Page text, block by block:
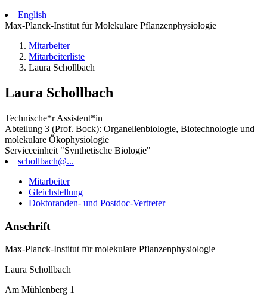
English
Max-Planck-Institut für Molekulare Pflanzenphysiologie
Mitarbeiter
Mitarbeiterliste
Laura Schollbach
Laura Schollbach
Technische*r Assistent*in
Abteilung 3 (Prof. Bock): Organellenbiologie, Biotechnologie und
molekulare Ökophysiologie
Serviceeinheit "Synthetische Biologie"
schollbach@...
Mitarbeiter
Gleichstellung
Doktoranden- und Postdoc-Vertreter
Anschrift
Max-Planck-Institut für molekulare Pflanzenphysiologie
Laura Schollbach
Am Mühlenberg 1